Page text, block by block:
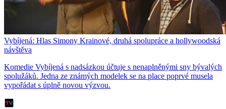
Vybíjená: Hlas Simony Krainové, druhá spolupráce a hollywoodská
návštěva
Komedie Vybíjená s nadsázkou účtuje s nenaplněnými sny bývalých
spolužáků. Jedna ze známých modelek se na place poprvé musela
vypořádat s úplně novou výzvou.